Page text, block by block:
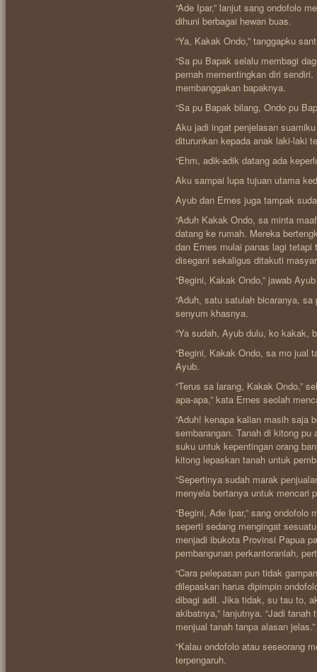
“Ade Ipar,” lanjut sang ondofolo
dihuni berbagai hewan buas.
“Ya, Kakak Ondo,” tanggapku
“Sa pu Bapak selalu membagi
pernah mementingkan diri
membanggakan bapaknya.
“Sa pu Bapak bilang, Ondo pu
Aku jadi ingat penjelasan
diturunkan kepada anak laki-laki
“Ehm, adik-adik datang ada
Aku sampai lupa tujuan utama
Ayub dan Ernes juga tampak
“Aduh Kakak Ondo, sa minta
datang ke rumah. Mereka
dan Ernes mulai panas lagi
disegani sekaligus ditakuti
“Begini, Kakak Ondo,” jawab
“Aduh, satu satulah bicaranya,
senyum khasnya.
“Ya sudah, Ayub dulu, ko kakak,
“Begini, Kakak Ondo, sa mo jual
Ayub.
“Terus sa larang, Kakak Ondo,”
apa-apa,” kata Ernes seolah
“Aduh! kenapa kalian masih saja
sembarangan. Tanah di kitong
suku untuk kepentingan orang
kitong lepaskan tanah untuk
“Sepertinya sudah marak
menyela bertanya untuk mencari
“Begini, Ade Ipar,” sang
seperti sedang mengingat
menjadi ibukota Provinsi Papua
pembangunan perkantoranlah,
“Cara pelepasan pun tidak
dilepaskan harus dipimpin
dibagi adil. Jika tidak, su tau to,
akibatnya,” lanjutnya. “Jadi
menjual tanah tanpa alasan
“Kalau ondofolo atau seseorang
terpengaruh.